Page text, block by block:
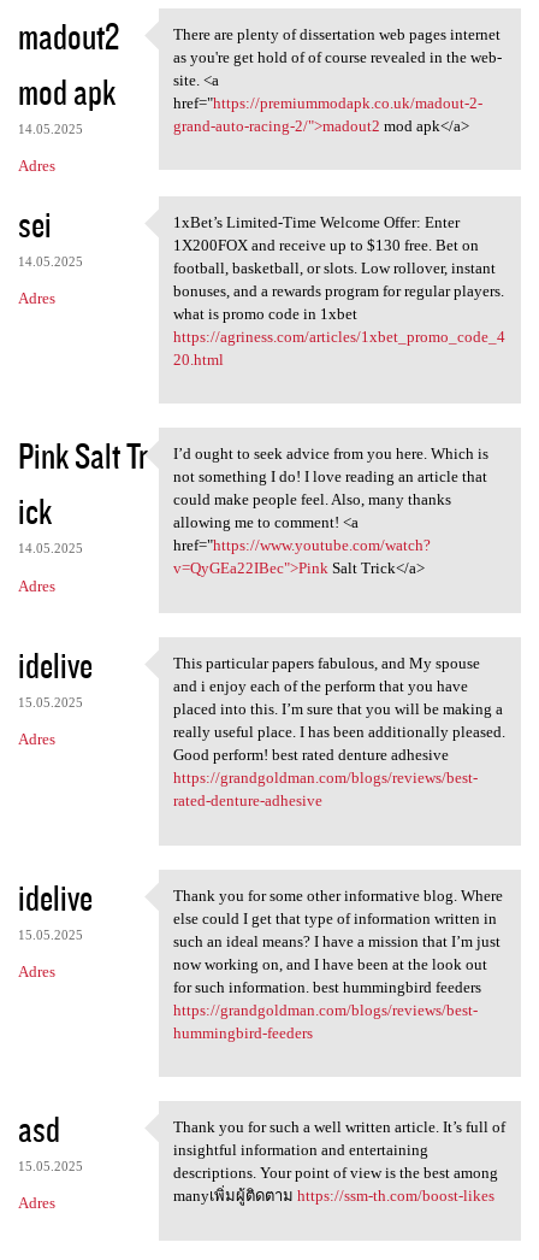
madout2
mod apk
14.05.2025
Adres
There are plenty of
There are plenty of dissertation web pages internet
as you're get hold of of course revealed in the web-
site. <a
href="https://premiummodapk.co.uk/madout-2-
grand-auto-racing-2/">madout2 mod apk</a>
sei
14.05.2025
Adres
1xBet’s Limited-Time Welcome
1xBet’s Limited-Time Welcome Offer: Enter
1X200FOX and receive up to $130 free. Bet on
football, basketball, or slots. Low rollover, instant
bonuses, and a rewards program for regular players.
what is promo code in 1xbet
https://agriness.com/articles/1xbet_promo_code_4
20.html
Pink Salt Tr
ick
14.05.2025
Adres
I’d ought to seek advice from
I’d ought to seek advice from you here. Which is
not something I do! I love reading an article that
could make people feel. Also, many thanks
allowing me to comment! <a
href="https://www.youtube.com/watch?
v=QyGEa22IBec">PinkSalt Trick</a>
idelive
15.05.2025
Adres
This particular papers
This particular papers fabulous, and My spouse
and i enjoy each of the perform that you have
placed into this. I’m sure that you will be making a
really useful place. I has been additionally pleased.
Good perform! best rated denture adhesive
https://grandgoldman.com/blogs/reviews/best-
rated-denture-adhesive
idelive
15.05.2025
Adres
Thank you for some other
Thank you for some other informative blog. Where
else could I get that type of information written in
such an ideal means? I have a mission that I’m just
now working on, and I have been at the look out
for such information. best hummingbird feeders
https://grandgoldman.com/blogs/reviews/best-
hummingbird-feeders
asd
15.05.2025
Adres
Thank you for such a well
Thank you for such a well written article. It’s full of
insightful information and entertaining
descriptions. Your point of view is the best among
manyเพิ่มผู้ติดตาม https://ssm-th.com/boost-likes